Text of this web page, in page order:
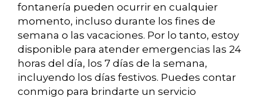
fontanería pueden ocurrir en cualquier
momento, incluso durante los fines de
semana o las vacaciones. Por lo tanto, estoy
disponible para atender emergencias las 24
horas del día, los 7 días de la semana,
incluyendo los días festivos. Puedes contar
conmigo para brindarte un servicio